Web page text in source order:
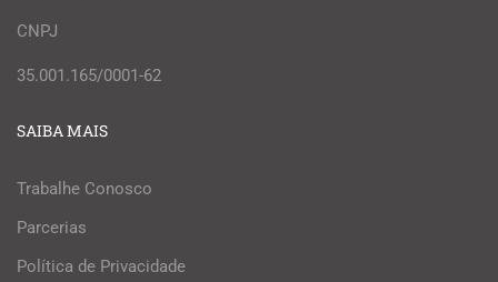
CNPJ
35.001.165/0001-62
SAIBA MAIS
Trabalhe Conosco
Parcerias
Política de Privacidade